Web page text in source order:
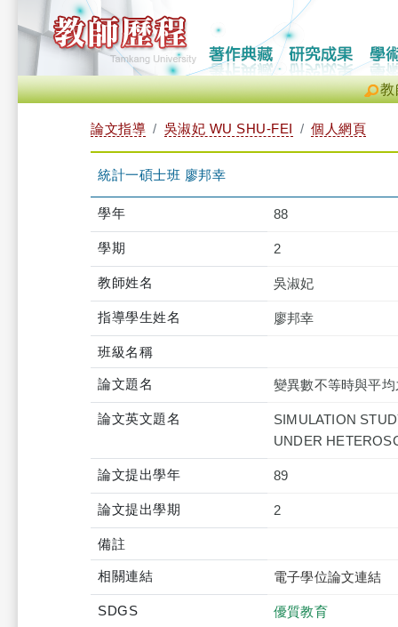
教
論文指導 吳淑妃 WU SHU-FEI 個人網頁
統計一碩士班 廖邦幸
學年 88
學期 2
教師姓名 吳淑妃
指導學生姓名 廖邦幸
班級名稱
論文題名 變異數不等時與平
論文英文題名
SIMULATION
UNDER
論文提出學年 89
論文提出學期 2
備註
相關連結 電子學位論文連結
SDGS 優質教育